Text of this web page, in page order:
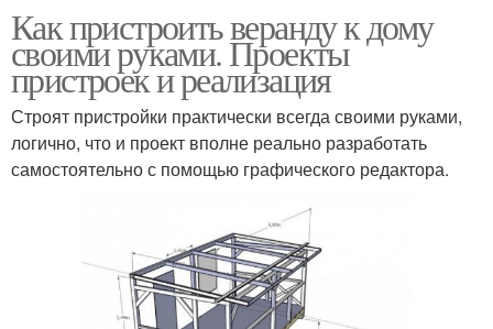
Как пристроить веранду к дому
своими руками. Проекты
пристроек и реализация
Строят пристройки практически всегда своими руками,
логично, что и проект вполне реально разработать
самостоятельно с помощью графического редактора.